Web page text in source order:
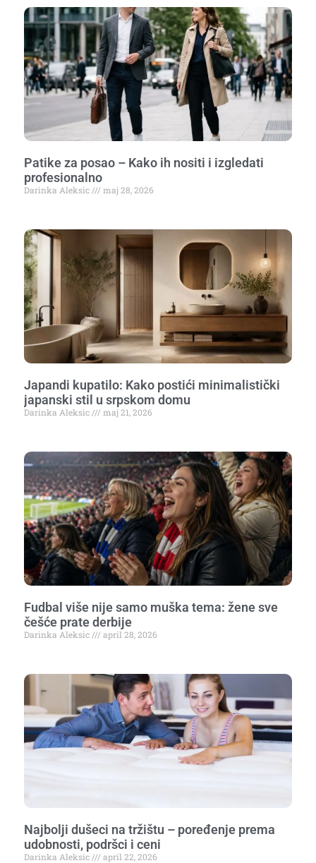
Patike za posao – Kako ih nositi i izgledati
profesionalno
Darinka Aleksic maj 28, 2026
Japandi kupatilo: Kako postići minimalistički
japanski stil u srpskom domu
Darinka Aleksic maj 21, 2026
Fudbal više nije samo muška tema: žene sve
češće prate derbije
Darinka Aleksic april 28, 2026
Najbolji dušeci na tržištu – poređenje prema
udobnosti, podršci i ceni
Darinka Aleksic april 22, 2026